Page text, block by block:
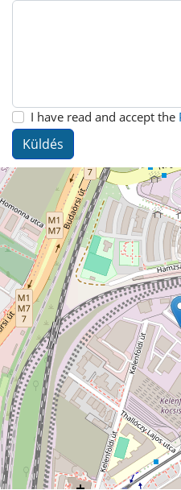
Adatvédelmi nyilatkozat
I have read and accept the
Küldés